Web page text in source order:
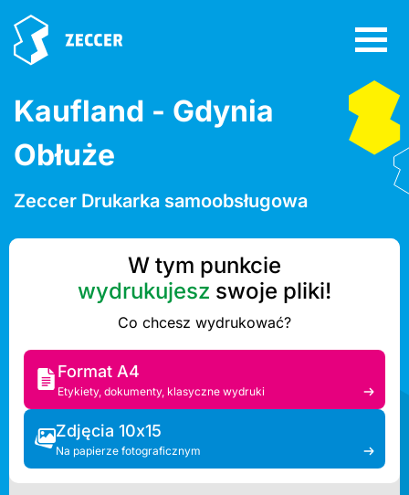
Kaufland - Gdynia
Obłuże
Zeccer Drukarka samoobsługowa
W tym punkcie
wydrukujesz swoje pliki!
Co chcesz wydrukować?
Format A4
Etykiety, dokumenty, klasyczne wydruki
Zdjęcia 10x15
Na papierze fotograficznym